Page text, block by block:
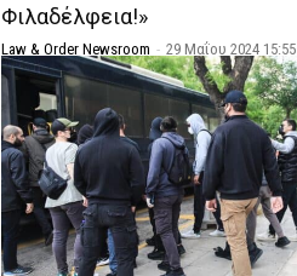
Φιλαδέλφεια!»
Law & Order Newsroom - 29 Μαΐου 2024 15:55